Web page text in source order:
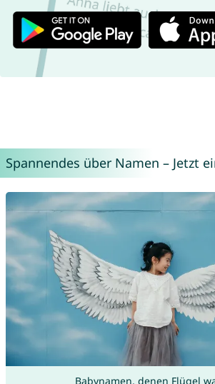
Spannendes über Namen – Jetzt
Babynamen, denen Flügel